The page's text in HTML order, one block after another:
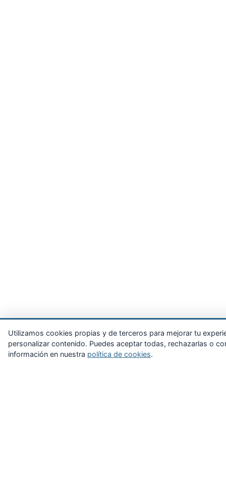
Utilizamos cookies propias y de terceros para mejorar tu
personalizar contenido. Puedes aceptar todas, rechazarlas o
información en nuestra política de cookies.